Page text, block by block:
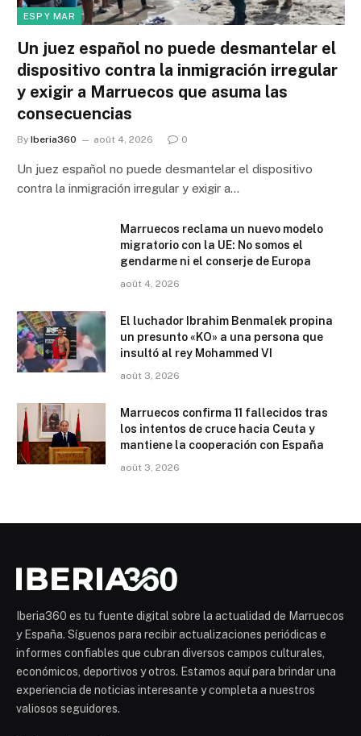
ESP Y MAR
Un juez español no puede desmantelar el
dispositivo contra la inmigración irregular
y exigir a Marruecos que asuma las
consecuencias
By Iberia360 août 4, 2026 0
Un juez español no puede desmantelar el dispositivo
contra la inmigración irregular y exigir a…
Marruecos reclama un nuevo modelo
migratorio con la UE: No somos el
gendarme ni el conserje de Europa
août 4, 2026
El luchador Ibrahim Benmalek propina
un presunto «KO» a una persona que
insultó al rey Mohammed VI
août 3, 2026
Marruecos confirma 11 fallecidos tras
los intentos de cruce hacia Ceuta y
mantiene la cooperación con España
août 3, 2026
Iberia360 es tu fuente digital sobre la actualidad de Marruecos
y España. Síguenos para recibir actualizaciones periódicas e
informes confiables que cubran diversos campos culturales,
económicos, deportivos y otros. Estamos aquí para brindar una
experiencia de noticias interesante y completa a nuestros
valiosos seguidores.